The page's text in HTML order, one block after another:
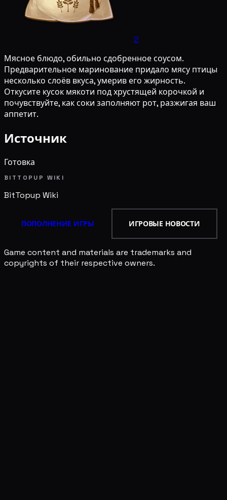
2
Мясное блюдо, обильно сдобренное соусом.
Предварительное маринование придало мясу птицы
несколько слоёв вкуса, умерив его жирность.
Откусите кусок мякоти под хрустящей корочкой и
почувствуйте, как соки заполняют рот, разжигая ваш
аппетит.
Источник
Готовка
BITTOPUP WIKI
BitTopup Wiki
ПОПОЛНЕНИЕ ИГРЫ ИГРОВЫЕ НОВОСТИ
Game content and materials are trademarks and
copyrights of their respective owners.